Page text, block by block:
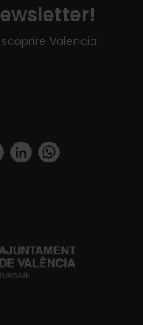
Valencia!
visit_valencia/
user/
VisitaValencia
vimeo.com/
https://www.linkedin.com/company/turismo-valencia/https://api.whatsapp.com/send/